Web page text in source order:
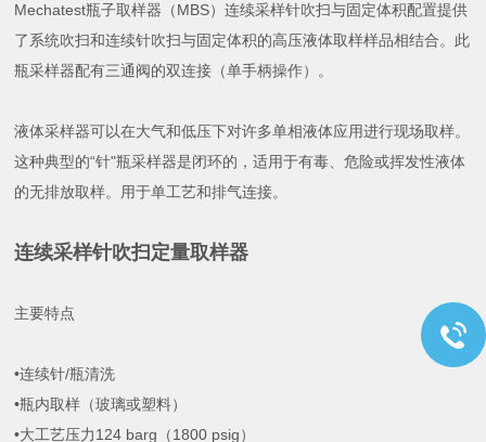
Mechatest瓶子取样器（MBS）连续采样针吹扫与固定体积配置提供
了系统吹扫和连续针吹扫与固定体积的高压液体取样样品相结合。此
瓶采样器配有三通阀的双连接（单手柄操作）。
液体采样器可以在大气和低压下对许多单相液体应用进行现场取样。
这种典型的“针"瓶采样器是闭环的，适用于有毒、危险或挥发性液体
的无排放取样。用于单工艺和排气连接。
连续采样针吹扫定量取样器
主要特点
•连续针/瓶清洗
•瓶内取样（玻璃或塑料）
•大工艺压力124 barg（1800 psig）